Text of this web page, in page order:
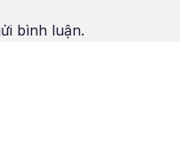
kinh 15 ngày thai vào
bình luận.